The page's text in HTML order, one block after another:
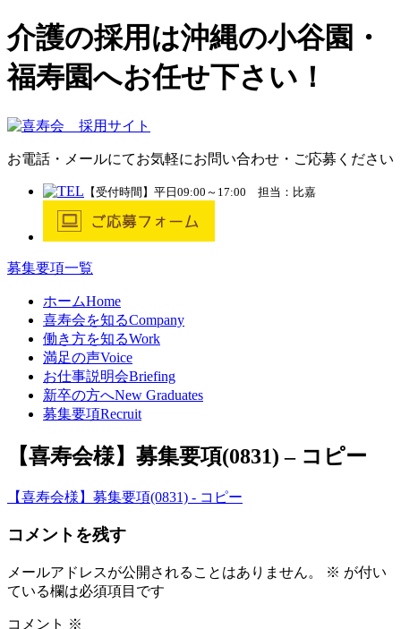
介護の採用は沖縄の小谷園・
福寿園へお任せ下さい！
お電話・メールにてお気軽にお問い合わせ・ご応募ください
【受付時間】平日09:00～17:00 担当：比嘉
募集要項一覧
ホームHome
喜寿会を知るCompany
働き方を知るWork
満足の声Voice
お仕事説明会Briefing
新卒の方へNew Graduates
募集要項Recruit
【喜寿会様】募集要項(0831) – コピー
【喜寿会様】募集要項(0831) - コピー
コメントを残す
メールアドレスが公開されることはありません。 ※ が付い
ている欄は必須項目です
コメント ※